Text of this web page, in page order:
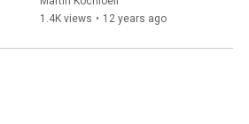
1.4K views • 12 years ago